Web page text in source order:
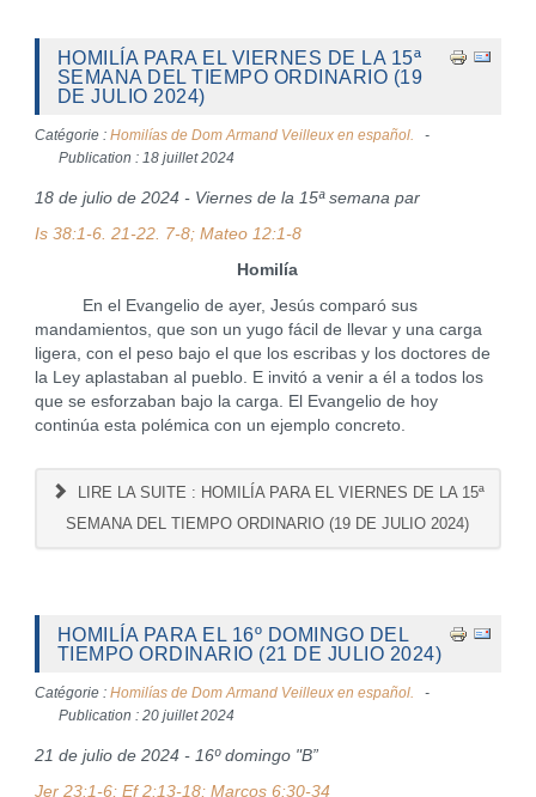
HOMILÍA PARA EL VIERNES DE LA 15ª
SEMANA DEL TIEMPO ORDINARIO (19
DE JULIO 2024)
Catégorie : Homilías de Dom Armand Veilleux en español.
Publication : 18 juillet 2024
18 de julio de 2024 - Viernes de la 15ª semana par
Is 38:1-6. 21-22. 7-8; Mateo 12:1-8
Homilía
En el Evangelio de ayer, Jesús comparó sus
mandamientos, que son un yugo fácil de llevar y una carga
ligera, con el peso bajo el que los escribas y los doctores de
la Ley aplastaban al pueblo. E invitó a venir a él a todos los
que se esforzaban bajo la carga. El Evangelio de hoy
continúa esta polémica con un ejemplo concreto.
LIRE LA SUITE : HOMILÍA PARA EL VIERNES DE LA 15ª
SEMANA DEL TIEMPO ORDINARIO (19 DE JULIO 2024)
HOMILÍA PARA EL 16º DOMINGO DEL
TIEMPO ORDINARIO (21 DE JULIO 2024)
Catégorie : Homilías de Dom Armand Veilleux en español.
Publication : 20 juillet 2024
21 de julio de 2024 - 16º domingo "B”
Jer 23:1-6; Ef 2:13-18; Marcos 6:30-34